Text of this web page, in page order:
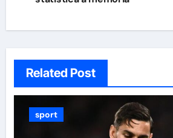
Related Post
sport